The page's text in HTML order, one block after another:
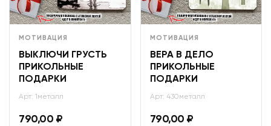
МОТИВАЦИЯ
ВЫКЛЮЧИ ГРУСТЬ
ПРИКОЛЬНЫЕ
ПОДАРКИ
Арт: 1металл
790,00 ₽
МОТИВАЦИЯ
ВЕРА В ДЕЛО
ПРИКОЛЬНЫЕ
ПОДАРКИ
Арт: 430металл
790,00 ₽